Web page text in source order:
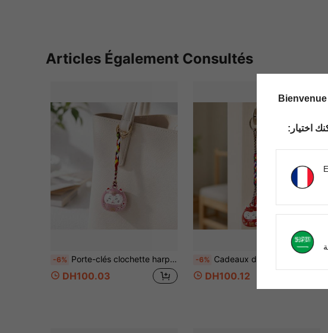
Articles Également Consultés
-6% Porte-clés clochette harpe à eau chat porte-bonheur, pendentif en corde tressée colorée rêveuse, breloque pour sac de transport, téléphone et voiture, cadeau d'invité de fête, plusieurs couleurs disponibles
DH100.03
-6% Cadeaux de fête - Porte-clés carillon à vent Sakura, Porte-clés pendentif chat ange, Décoration suspendue à tresser soi-même
DH100.12
اختيار: